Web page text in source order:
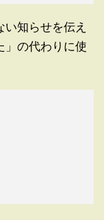
知らせを伝え
」の代わりに使